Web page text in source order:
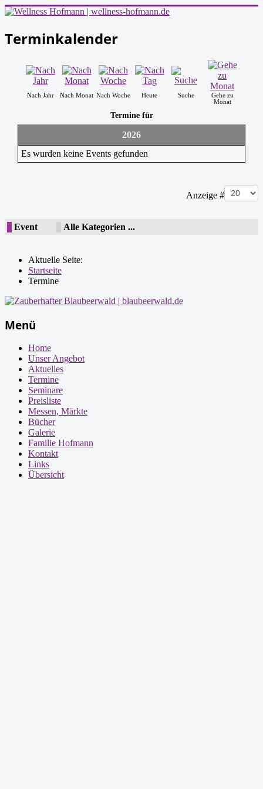
Terminkalender
Nach Jahr Nach Monat Nach Woche Heute Suche
Gehe zu
Monat
Termine für
2026
Es wurden keine Events gefunden
Anzeige #
Event Alle Kategorien ...
Aktuelle Seite:
Startseite
Termine
Menü
Home
Unser Angebot
Aktuelles
Termine
Seminare
Preisliste
Messen, Märkte
Bücher
Galerie
Familie Hofmann
Kontakt
Links
Übersicht